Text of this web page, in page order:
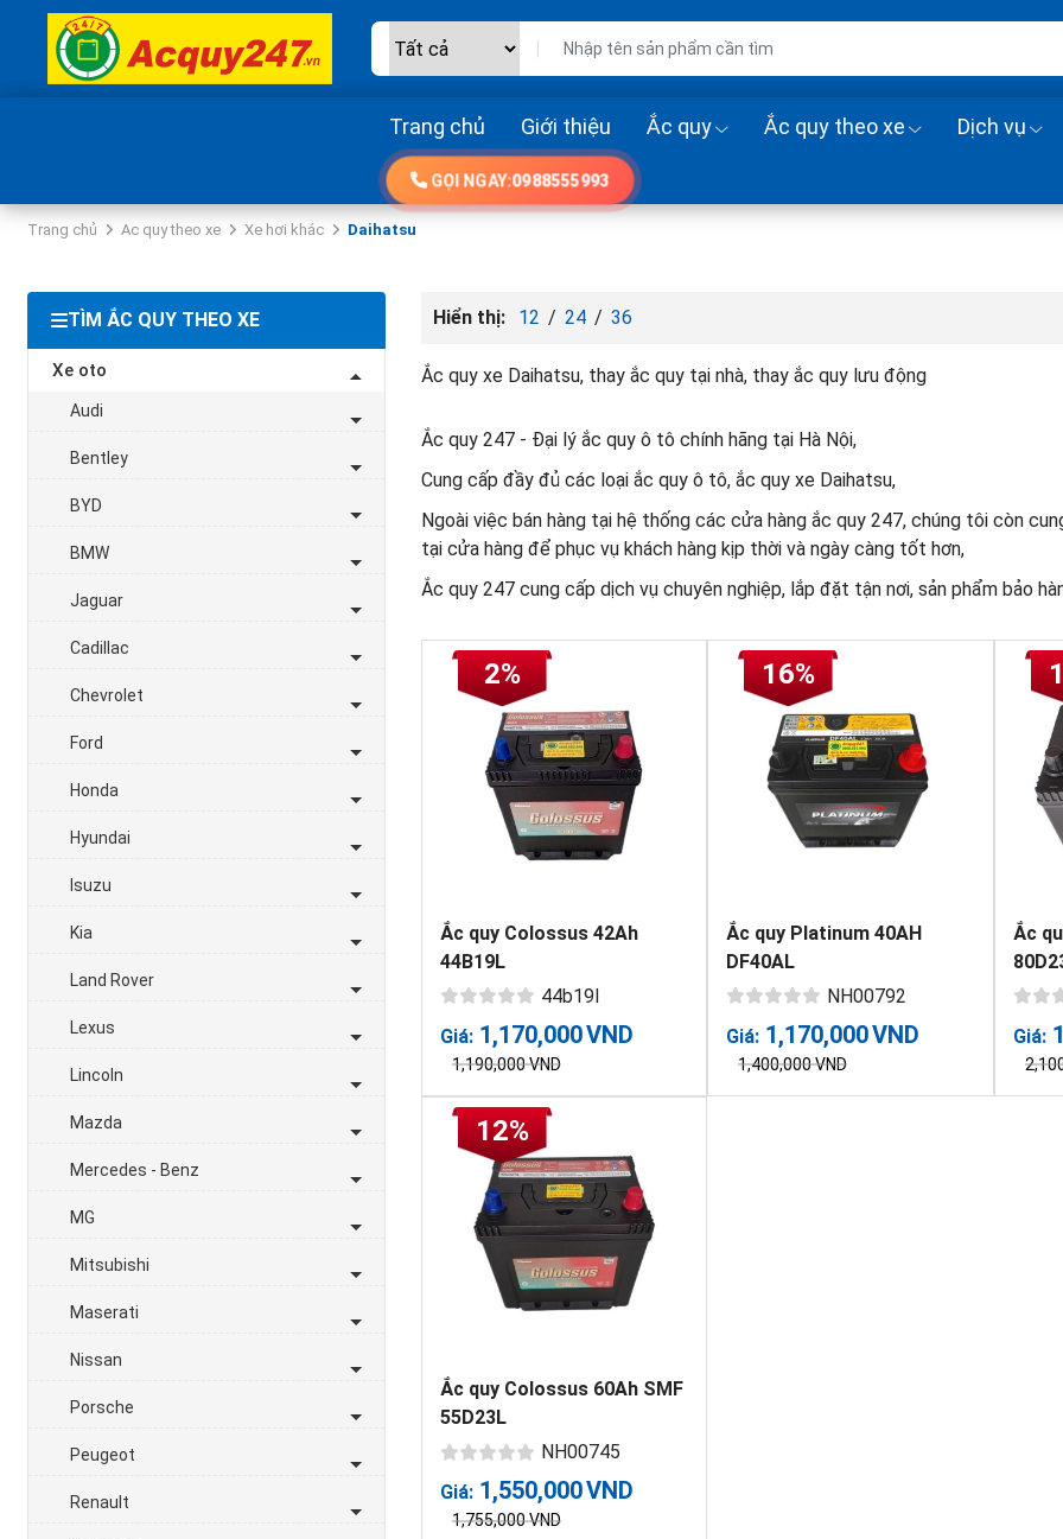
Trang chủ Giới thiệu Ắc quy Ắc quy theo xe Dịch vụ
GỌI NGAY:0988555993
Trang chủ Ac quy theo xe Xe hơi khác Daihatsu
TÌM ẮC QUY THEO XE
Xe oto
Audi
Bentley
BYD
BMW
Jaguar
Cadillac
Chevrolet
Ford
Honda
Hyundai
Isuzu
Kia
Land Rover
Lexus
Lincoln
Mazda
Mercedes - Benz
MG
Mitsubishi
Maserati
Nissan
Porsche
Peugeot
Renault
Hiển thị: 12 / 24 / 36
Ắc quy xe Daihatsu, thay ắc quy tại nhà, thay ắc quy lưu động
Ắc quy 247 - Đại lý ắc quy ô tô chính hãng tại Hà Nội,
Cung cấp đầy đủ các loại ắc quy ô tô, ắc quy xe Daihatsu,
Ngoài việc bán hàng tại hệ thống các cửa hàng ắc quy 247, chúng tôi còn
tại cửa hàng để phục vụ khách hàng kịp thời và ngày càng tốt hơn,
Ắc quy 247 cung cấp dịch vụ chuyên nghiệp, lắp đặt tận nơi, sản phẩm bảo
2%
Ắc quy Colossus 42Ah
44B19L
44b19l
Giá: 1,170,000VND
1,190,000VND
16%
Ắc quy Platinum 40AH
DF40AL
NH00792
Giá: 1,170,000VND
1,400,000VND
Ắc
Giá:
12%
Ắc quy Colossus 60Ah SMF
55D23L
NH00745
Giá: 1,550,000VND
1,755,000VND